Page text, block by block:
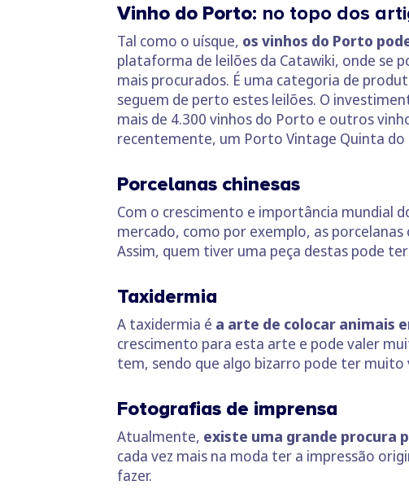
Vinho do Porto: no topo dos
Tal como o uísque, os vinhos do Porto
plataforma de leilões da Catawiki, onde se
mais procurados. É uma categoria de
seguem de perto estes leilões. O
mais de 4.300 vinhos do Porto e outros
recentemente, um Porto Vintage Quinta do
Porcelanas chinesas
Com o crescimento e importância mundial
mercado, como por exemplo, as porcelanas
Assim, quem tiver uma peça destas pode
Taxidermia
A taxidermia é a arte de colocar animais
crescimento para esta arte e pode valer
tem, sendo que algo bizarro pode ter muito
Fotografias de imprensa
Atualmente, existe uma grande procura
cada vez mais na moda ter a impressão
fazer.